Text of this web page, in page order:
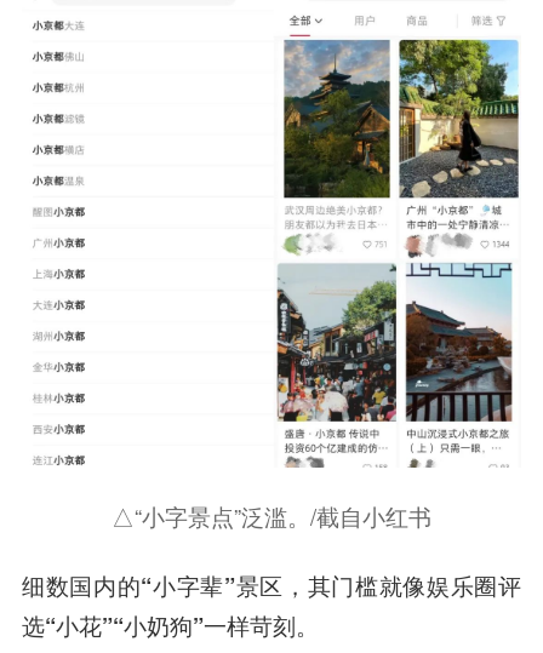
△“小字景点”泛滥。/截自小红书
细数国内的“小字辈”景区，其门槛就像娱乐圈评
选“小花”“小奶狗”一样苛刻。